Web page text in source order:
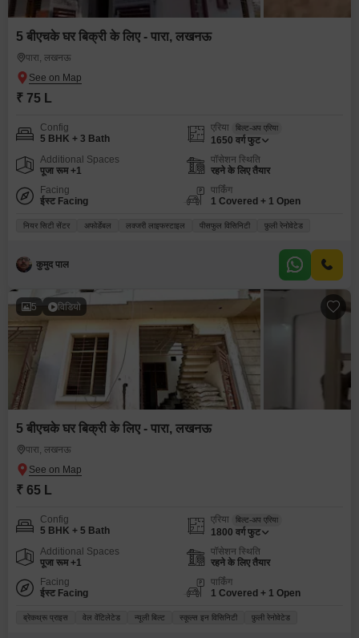
5 बीएचके घर बिक्री के लिए - पारा, लखनऊ
पारा, लखनऊ
₹ 75 L
Config
5 BHK + 3 Bath
एरिया बिल्ट-अप एरिया
1650 वर्ग फुट
Additional Spaces
पूजा रूम +1
पॉसेशन स्थिति
रहने के लिए तैयार
Facing
ईस्ट Facing
पार्किंग
1 Covered + 1 Open
नियर सिटी सेंटर अफोर्डेबल लक्जरी लाइफस्टाइल पीसफुल विसिनिटी फ़ुली रेनोवेटेड
कुमुद पाल
5 विडियो
5 बीएचके घर बिक्री के लिए - पारा, लखनऊ
पारा, लखनऊ
₹ 65 L
Config
5 BHK + 5 Bath
एरिया बिल्ट-अप एरिया
1800 वर्ग फुट
Additional Spaces
पूजा रूम +1
पॉसेशन स्थिति
रहने के लिए तैयार
Facing
ईस्ट Facing
पार्किंग
1 Covered + 1 Open
ब्रेकथ्रू प्राइस वेल वेंटिलेटेड न्यूली बिल्ट स्कूल्स इन विसिनिटी फ़ुली रेनोवेटेड